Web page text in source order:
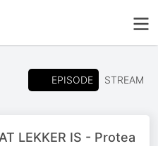
EPISODE STREAM
LEKKER IS - Protea